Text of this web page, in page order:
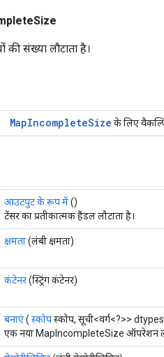
की संख्या लौटाता है।
MapIncompleteSize के लिए
आउटपुट के रूप में()
टेंसर का प्रतीकात्मक हैंडल लौटाता है।
क्षमता(लंबी क्षमता)
कंटेनर(स्ट्रिंग कंटेनर)
बनाएं( स्कोपस्कोप, सूची<वर्ग<?>>
एक नया MapIncompleteSize ऑपरेशन